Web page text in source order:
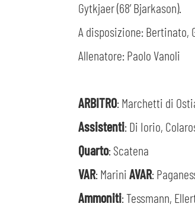
Gytkjaer (68’ Bjarkason).
A disposizione: Bertinato,
Allenatore: Paolo Vanoli
ARBITRO: Marchetti di
Assistenti: Di Iorio,
Quarto: Scatena
VAR: MariniAVAR:
Ammoniti: Tessmann,